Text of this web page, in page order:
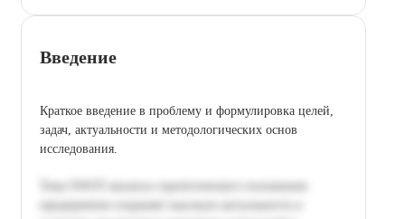
Введение
Краткое введение в проблему и формулировка целей,
задач, актуальности и методологических основ
исследования.